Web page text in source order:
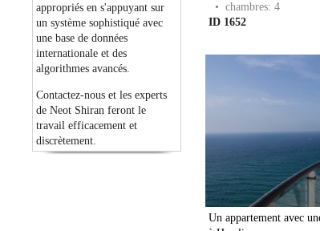
appropriés en s'appuyant sur
un système sophistiqué avec
une base de données
internationale et des
algorithmes avancés.
Contactez-nous et les experts
de Neot Shiran feront le
travail efficacement et
discrètement.
• chambres: 4
ID 1652
Un appartement avec